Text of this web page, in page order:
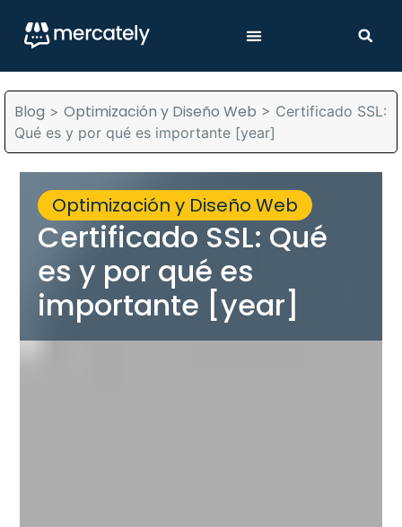
Blog > Optimización y Diseño Web > Certificado SSL:
Qué es y por qué es importante [year]
Optimización y Diseño Web
Certificado SSL: Qué
es y por qué es
importante [year]